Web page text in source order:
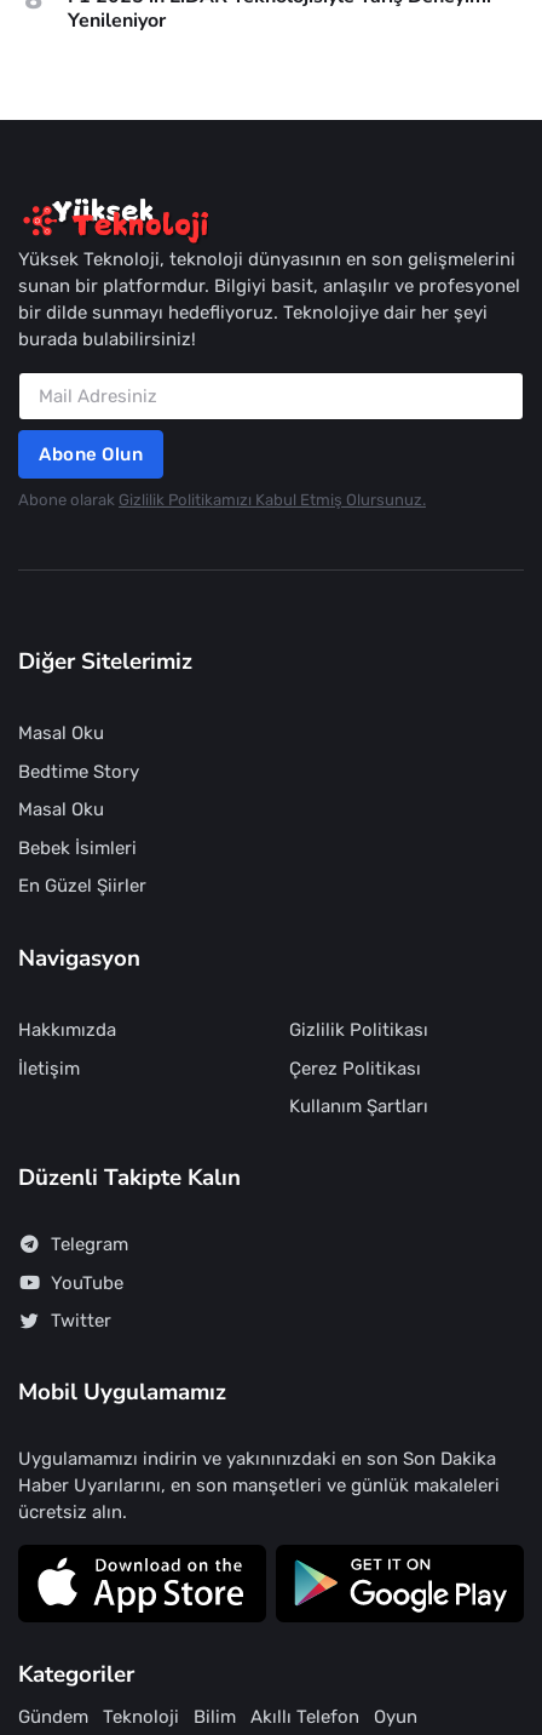
Yenileniyor
Yüksek Teknoloji, teknoloji dünyasının en son gelişmelerini
sunan bir platformdur. Bilgiyi basit, anlaşılır ve profesyonel
bir dilde sunmayı hedefliyoruz. Teknolojiye dair her şeyi
burada bulabilirsiniz!
Abone Olun
Abone olarak Gizlilik Politikamızı Kabul Etmiş Olursunuz.
Diğer Sitelerimiz
Masal Oku
Bedtime Story
Masal Oku
Bebek İsimleri
En Güzel Şiirler
Navigasyon
Hakkımızda
İletişim
Gizlilik Politikası
Çerez Politikası
Kullanım Şartları
Düzenli Takipte Kalın
Telegram
YouTube
Twitter
Mobil Uygulamamız
Uygulamamızı indirin ve yakınınızdaki en son Son Dakika
Haber Uyarılarını, en son manşetleri ve günlük makaleleri
ücretsiz alın.
Kategoriler
Gündem Teknoloji Bilim Akıllı Telefon Oyun